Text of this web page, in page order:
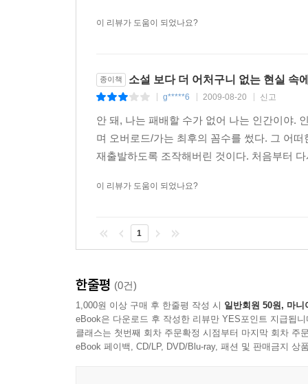
독특한 상상력과 견고한 서사가 빚어낸 김종광
더욱 기대되게 만든다.
이 리뷰가 도움이 되었나요?
종이책 소설 보다 더 어처구니 없는 현실 속
g*****6 2009-08-20 신고
안 돼, 나는 패배할 수가 없어 나는 인간이야.
며 오버로드/가는 최후의 꼼수를 썼다. 그 어
재출발하도록 조작해버린 것이다. 처음부터
이 리뷰가 도움이 되었나요?
1
한줄평 (0건)
1,000원 이상 구매 후 한줄평 작성 시 일반회원 50원, 마니
eBook은 다운로드 후 작성한 리뷰만 YES포인트 지급됩니
클래스는 첫번째 회차 주문확정 시점부터 마지막 회차 주
eBook 페이백, CD/LP, DVD/Blu-ray, 패션 및 판매금지 상